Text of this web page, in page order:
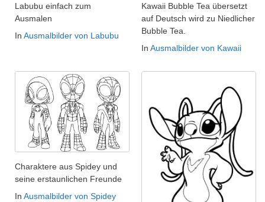
Labubu einfach zum
Ausmalen
In Ausmalbilder von Labubu
Kawaii Bubble Tea übersetzt
auf Deutsch wird zu Niedlicher
Bubble Tea.
In Ausmalbilder von Kawaii
Charaktere aus Spidey und
seine erstaunlichen Freunde
In Ausmalbilder von Spidey